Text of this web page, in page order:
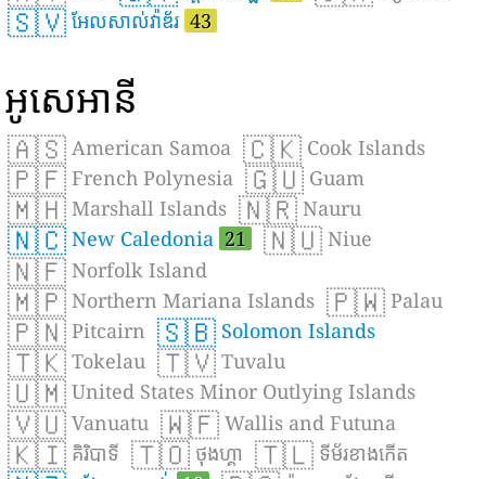
🇸🇻 អែលសាល់វ៉ាឌ័រ 43
អូសេអានី
🇦🇸 American Samoa 🇨🇰 Cook Islands
🇵🇫 French Polynesia 🇬🇺 Guam
🇲🇭 Marshall Islands 🇳🇷 Nauru
🇳🇨 New Caledonia 21 🇳🇺 Niue
🇳🇫 Norfolk Island
🇲🇵 Northern Mariana Islands 🇵🇼 Palau
🇵🇳 Pitcairn 🇸🇧 Solomon Islands
🇹🇰 Tokelau 🇹🇻 Tuvalu
🇺🇲 United States Minor Outlying Islands
🇻🇺 Vanuatu 🇼🇫 Wallis and Futuna
🇰🇮 គិរិបាទី 🇹🇴 ថុងហ្គា 🇹🇱 ទីម័រខាងកើត